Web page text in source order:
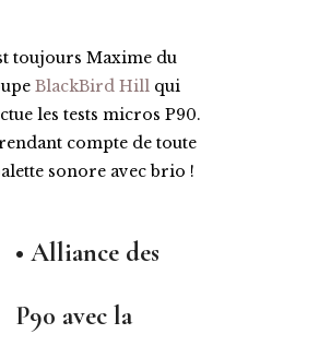
toujours Maxime du
BlackBird Hill qui
les tests micros P90.
compte de toute
sonore avec brio !
• Alliance des
P90 avec la